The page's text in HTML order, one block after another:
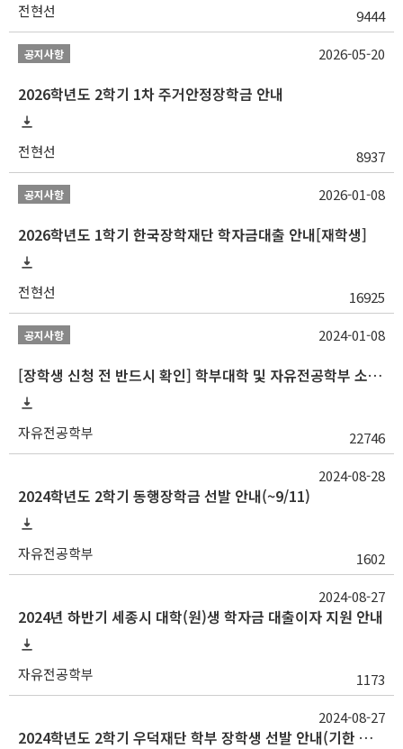
전현선 9444
공지사항
2026학년도 2학기 1차 주거안정장학금 안내
전현선 8937
2026-05-20
공지사항
2026학년도 1학기 한국장학재단 학자금대출 안내[재학생]
전현선 16925
2026-01-08
공지사항
[장학생 신청 전 반드시 확인] 학부대학 및 자유전공학부 소속 학생 장학 통합 공지사항
자유전공학부 22746
2024-01-08
2024학년도 2학기 동행장학금 선발 안내(~9/11)
자유전공학부 1602
2024-08-28
2024년 하반기 세종시 대학(원)생 학자금 대출이자 지원 안내
자유전공학부 1173
2024-08-27
2024학년도 2학기 우덕재단 학부 장학생 선발 안내(기한 연장 ~9/3 23:59)
2024-08-27